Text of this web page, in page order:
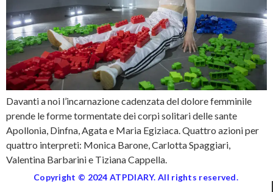
Davanti a noi l’incarnazione cadenzata del dolore femminile
prende le forme tormentate dei corpi solitari delle sante
Apollonia, Dinfna, Agata e Maria Egiziaca. Quattro azioni per
quattro interpreti: Monica Barone, Carlotta Spaggiari,
Valentina Barbarini e Tiziana Cappella.
Copyright © 2024 ATPDIARY. All rights reserved.